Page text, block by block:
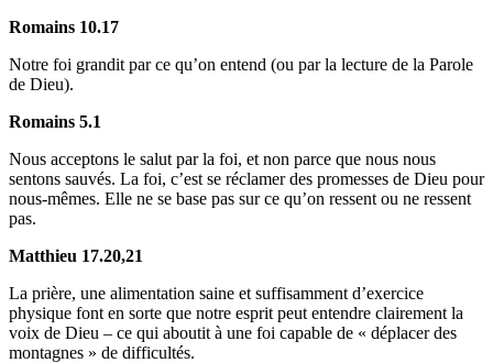
Romains 10.17
Notre foi grandit par ce qu’on entend (ou par la lecture de la Parole
de Dieu).
Romains 5.1
Nous acceptons le salut par la foi, et non parce que nous nous
sentons sauvés. La foi, c’est se réclamer des promesses de Dieu pour
nous-mêmes. Elle ne se base pas sur ce qu’on ressent ou ne ressent
pas.
Matthieu 17.20,21
La prière, une alimentation saine et suffisamment d’exercice
physique font en sorte que notre esprit peut entendre clairement la
voix de Dieu – ce qui aboutit à une foi capable de « déplacer des
montagnes » de difficultés.